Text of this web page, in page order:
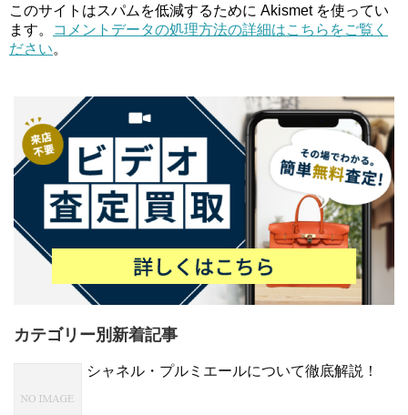
このサイトはスパムを低減するために Akismet を使ってい
ます。
コメントデータの処理方法の詳細はこちらをご覧く
ださい。
カテゴリー別新着記事
シャネル・プルミエールについて徹底解説！